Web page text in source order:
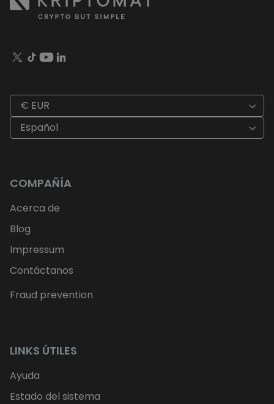
€ EUR
Español
COMPAÑÍA
Acerca de
Blog
Impressum
Contáctanos
Fraud prevention
LINKS ÚTILES
Ayuda
Estado del sistema